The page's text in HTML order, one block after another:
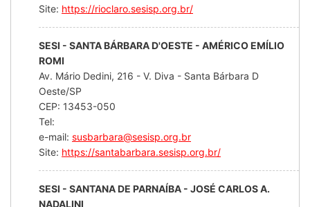
Site: https://rioclaro.sesisp.org.br/
SESI - SANTA BÁRBARA D'OESTE - AMÉRICO EMÍLIO
ROMI
Av. Mário Dedini, 216 - V. Diva - Santa Bárbara D
Oeste/SP
CEP: 13453-050
Tel:
e-mail: susbarbara@sesisp.org.br
Site: https://santabarbara.sesisp.org.br/
SESI - SANTANA DE PARNAÍBA - JOSÉ CARLOS A.
NADALINI